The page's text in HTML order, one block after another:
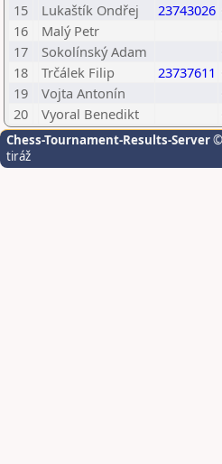
15
Lukaštík Ondřej 23743026
16
Malý Petr
17
Sokolínský Adam
18
Trčálek Filip 23737611
19
Vojta Antonín
20
Vyoral Benedikt
Chess-Tournament-Results-Server
tiráž